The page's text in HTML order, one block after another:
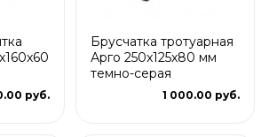
руб.
Брусчатка тротуарная
Арго 250x125x80 мм
темно-серая
1 000.00 руб.